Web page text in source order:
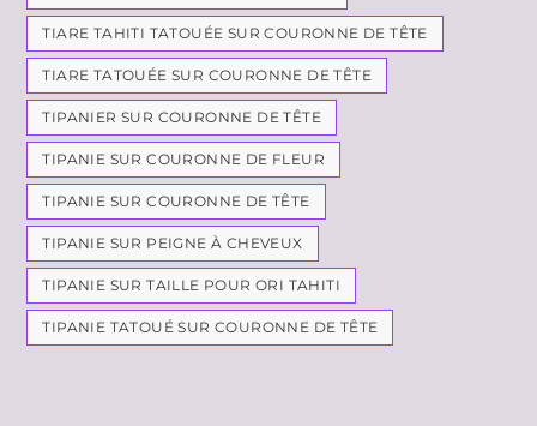
TIARE TAHITI TATOUÉE SUR COURONNE DE TÊTE
TIARE TATOUÉE SUR COURONNE DE TÊTE
TIPANIER SUR COURONNE DE TÊTE
TIPANIE SUR COURONNE DE FLEUR
TIPANIE SUR COURONNE DE TÊTE
TIPANIE SUR PEIGNE À CHEVEUX
TIPANIE SUR TAILLE POUR ORI TAHITI
TIPANIE TATOUÉ SUR COURONNE DE TÊTE